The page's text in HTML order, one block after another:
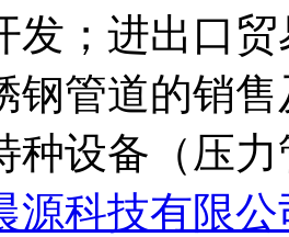
发；进出口
钢管道的销
种设备（压
源科技有限公